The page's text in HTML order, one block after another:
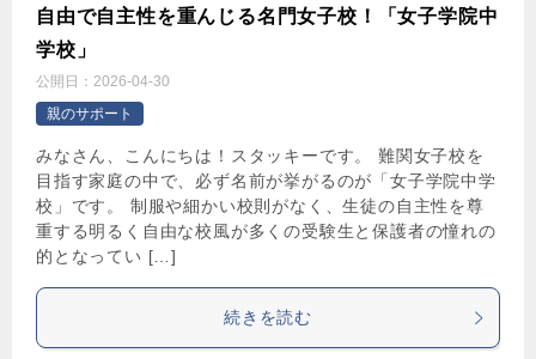
自由で自主性を重んじる名門女子校！「女子学院中
学校」
公開日： 2026-04-30
親のサポート
みなさん、こんにちは！スタッキーです。 難関女子校を
目指す家庭の中で、必ず名前が挙がるのが「女子学院中学
校」です。 制服や細かい校則がなく、生徒の自主性を尊
重する明るく自由な校風が多くの受験生と保護者の憧れの
的となってい […]
続きを読む